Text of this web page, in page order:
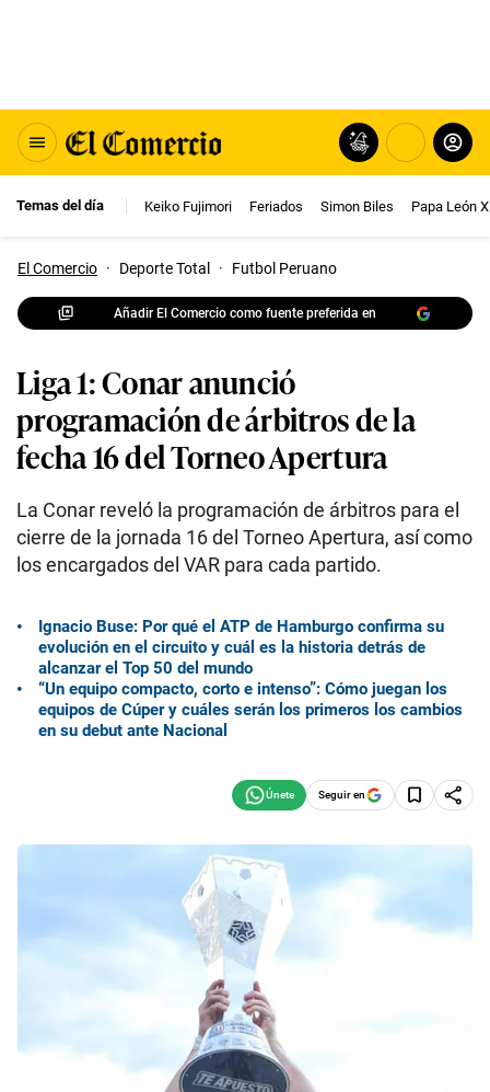
Temas del día Keiko Fujimori Feriados Simon Biles Papa León
El Comercio · Deporte Total · Futbol Peruano
Añadir El Comercio como fuente preferida en
Liga 1: Conar anunció
programación de árbitros de la
fecha 16 del Torneo Apertura
La Conar reveló la programación de árbitros para el
cierre de la jornada 16 del Torneo Apertura, así como
los encargados del VAR para cada partido.
Ignacio Buse: Por qué el ATP de Hamburgo confirma su
evolución en el circuito y cuál es la historia detrás de
alcanzar el Top 50 del mundo
“Un equipo compacto, corto e intenso”: Cómo juegan los
equipos de Cúper y cuáles serán los primeros los cambios
en su debut ante Nacional
Seguir en